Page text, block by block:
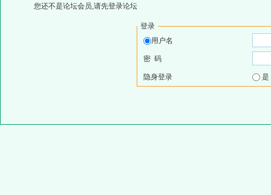
您还不是论坛会员,请先登录论坛
登录
用户名
密 码
隐身登录